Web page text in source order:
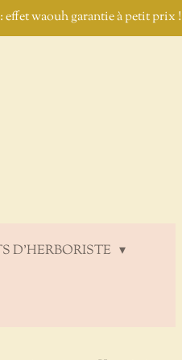
waouh garantie à petit prix !
D'HERBORISTE